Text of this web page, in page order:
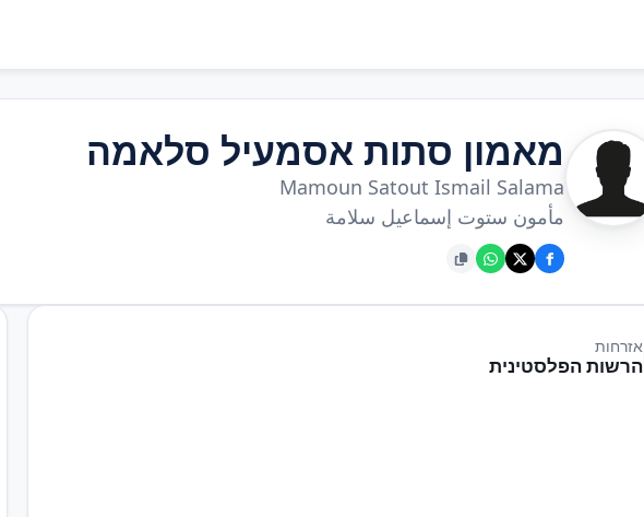
מאמון סתות אסמעיל סלאמה
Mamoun Satout Ismail Salama
مأمون ستوت إسماعيل سلامة
אזרחות
הרשות הפלסטינית